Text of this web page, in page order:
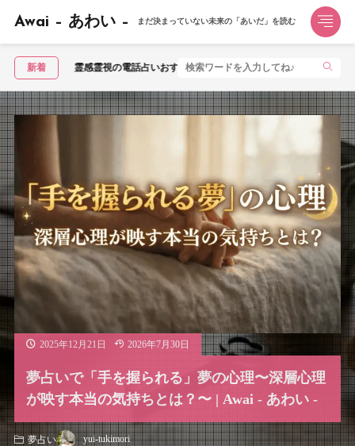
Awai – あわい – まだ決まっていない未来の「あいだ」を読む
新着
の電話占いおすすめ3選｜霊視で不安を視てもらうならこの1社【2026年】
2025年12月21日 2026年7月30日
夢占いで「手を握られる」夢の心理〜深層心理
が映す本当の気持ちとは？〜 | Awai - あわい -
夢占い yui-tukimori